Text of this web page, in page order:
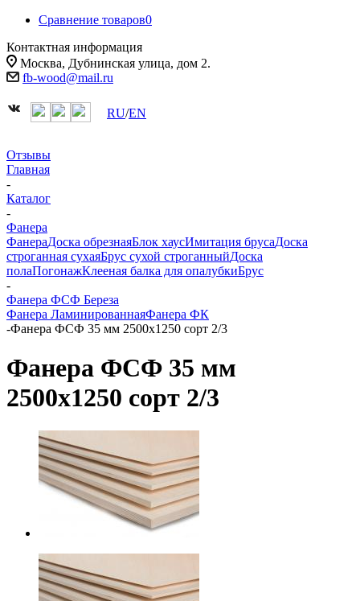
Сравнение товаров0
Контактная информация
Москва, Дубнинская улица, дом 2.
fb-wood@mail.ru
RU/EN
Отзывы
Главная
-
Каталог
-
Фанера
ФанераДоска обрезнаяБлок хаусИмитация брусаДоска
строганная сухаяБрус сухой строганныйДоска
полаПогонажКлееная балка для опалубкиБрус
-
Фанера ФСФ Береза
Фанера ЛаминированнаяФанера ФК
-Фанера ФСФ 35 мм 2500х1250 сорт 2/3
Фанера ФСФ 35 мм
2500х1250 сорт 2/3